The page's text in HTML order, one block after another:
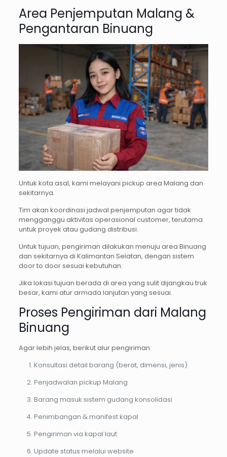
Area Penjemputan Malang &
Pengantaran Binuang
Untuk kota asal, kami melayani pickup area Malang dan
sekitarnya.
Tim akan koordinasi jadwal penjemputan agar tidak
mengganggu aktivitas operasional customer, terutama
untuk proyek atau gudang distribusi.
Untuk tujuan, pengiriman dilakukan menuju area Binuang
dan sekitarnya di Kalimantan Selatan, dengan sistem
door to door sesuai kebutuhan.
Jika lokasi tujuan berada di area yang sulit dijangkau truk
besar, kami atur armada lanjutan yang sesuai.
Proses Pengiriman dari Malang
Binuang
Agar lebih jelas, berikut alur pengiriman:
Konsultasi detail barang (berat, dimensi, jenis)
Penjadwalan pickup Malang
Barang masuk sistem gudang konsolidasi
Penimbangan & manifest kapal
Pengiriman via kapal laut
Update status melalui website